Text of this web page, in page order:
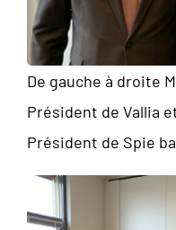
De gauche à droite
Président de Vallia
Président de Spie